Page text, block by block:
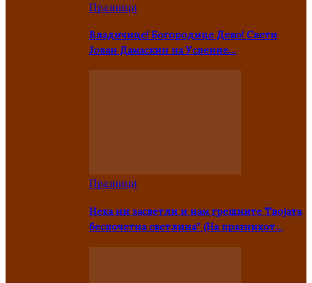
Празници
Владичице! Богородице Дево! Свети
Јован Дамаскин на Успение…
Празници
Нека ни засветли и нам грешните Твојата
беспочетна светлина” (На празникот…